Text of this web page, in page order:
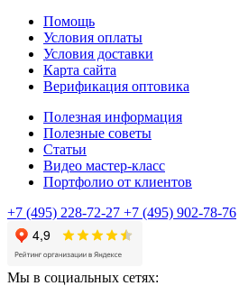
Помощь
Условия оплаты
Условия доставки
Карта сайта
Верификация оптовика
Полезная информация
Полезные советы
Статьи
Видео мастер-класс
Портфолио от клиентов
+7 (495) 228-72-27 +7 (495) 902-78-76
Мы в социальных сетях: